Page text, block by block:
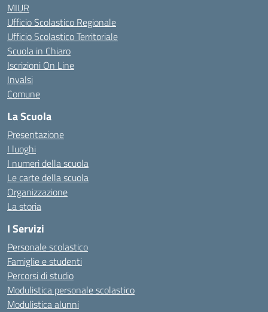
MIUR
Ufficio Scolastico Regionale
Ufficio Scolastico Territoriale
Scuola in Chiaro
Iscrizioni On Line
Invalsi
Comune
La Scuola
Presentazione
I luoghi
I numeri della scuola
Le carte della scuola
Organizzazione
La storia
I Servizi
Personale scolastico
Famiglie e studenti
Percorsi di studio
Modulistica personale scolastico
Modulistica alunni